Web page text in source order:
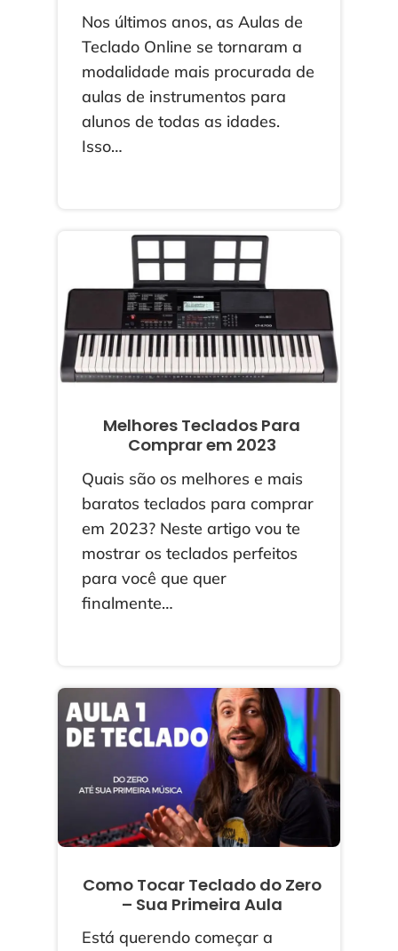
Nos últimos anos, as Aulas de
Teclado Online se tornaram a
modalidade mais procurada de
aulas de instrumentos para
alunos de todas as idades.
Isso…
Melhores Teclados Para
Comprar em 2023
Quais são os melhores e mais
baratos teclados para comprar
em 2023? Neste artigo vou te
mostrar os teclados perfeitos
para você que quer
finalmente…
Como Tocar Teclado do Zero
– Sua Primeira Aula
Está querendo começar a